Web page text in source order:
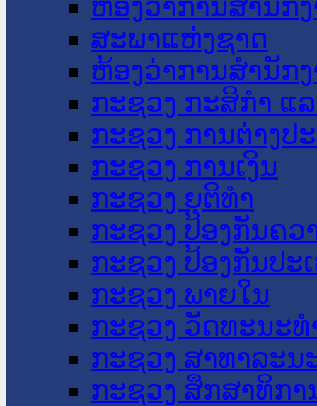
ຫ້ອງວ່າການສໍານັກ
ສະພາແຫ່ງຊາດ
ຫ້ອງວ່າການສຳນັກ
ກະຊວງ ກະສິກຳ ແ
ກະຊວງ ການຕ່າງປ
ກະຊວງ ການເງິນ
ກະຊວງ ຍຸຕິທໍາ
ກະຊວງ ປ້ອງກັນຄວ
ກະຊວງ ປ້ອງກັນປະ
ກະຊວງ ພາຍໃນ
ກະຊວງ ວັດທະນະ
ກະຊວງ ສາທາລະນ
ກະຊວງ ສຶກສາທິກາ